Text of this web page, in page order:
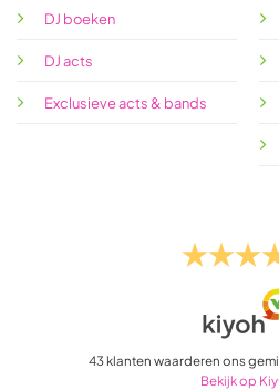
DJ boeken
DJ acts
Exclusieve acts & bands
43 klanten waarderen ons
Bekijk op